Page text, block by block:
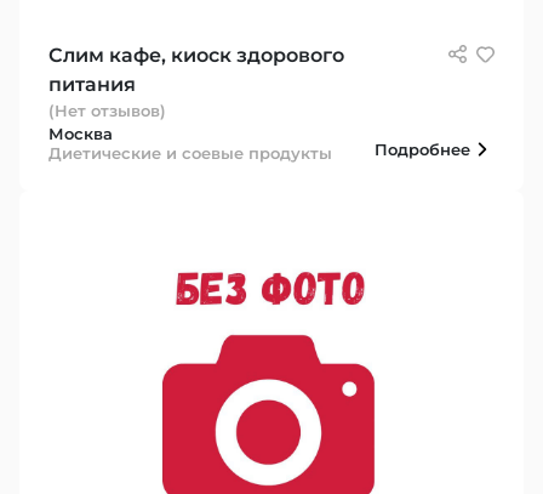
Слим кафе, киоск здорового
питания
(Нет отзывов)
Москва
Диетические и соевые продукты
Подробнее